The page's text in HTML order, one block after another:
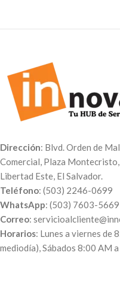
Dirección: Blvd. Orden de
Comercial, Plaza
Libertad Este, El Salvador.
Teléfono: (503) 2246-0699
WhatsApp: (503) 7603-5669
Correo:
Horarios: Lunes a viernes de
mediodía), Sábados 8:00 AM